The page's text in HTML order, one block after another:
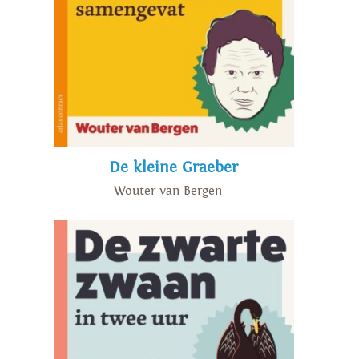
De kleine Graeber
Wouter van Bergen